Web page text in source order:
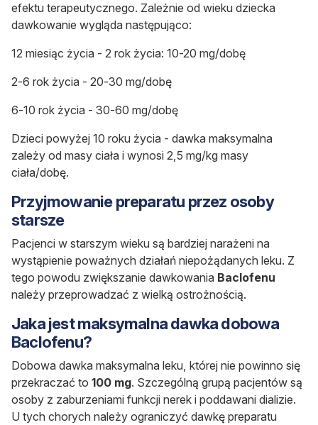
efektu terapeutycznego. Zależnie od wieku dziecka
dawkowanie wygląda następująco:
12 miesiąc życia - 2 rok życia: 10-20 mg/dobę
2-6 rok życia - 20-30 mg/dobę
6-10 rok życia - 30-60 mg/dobę
Dzieci powyżej 10 roku życia - dawka maksymalna
zależy od masy ciała i wynosi 2,5 mg/kg masy
ciała/dobę.
Przyjmowanie preparatu przez osoby
starsze
Pacjenci w starszym wieku są bardziej narażeni na
wystąpienie poważnych działań niepożądanych leku. Z
tego powodu zwiększanie dawkowania Baclofenu
należy przeprowadzać z wielką ostrożnością.
Jaka jest maksymalna dawka dobowa
Baclofenu?
Dobowa dawka maksymalna leku, której nie powinno się
przekraczać to 100 mg. Szczególną grupą pacjentów są
osoby z zaburzeniami funkcji nerek i poddawani dializie.
U tych chorych należy ograniczyć dawkę preparatu